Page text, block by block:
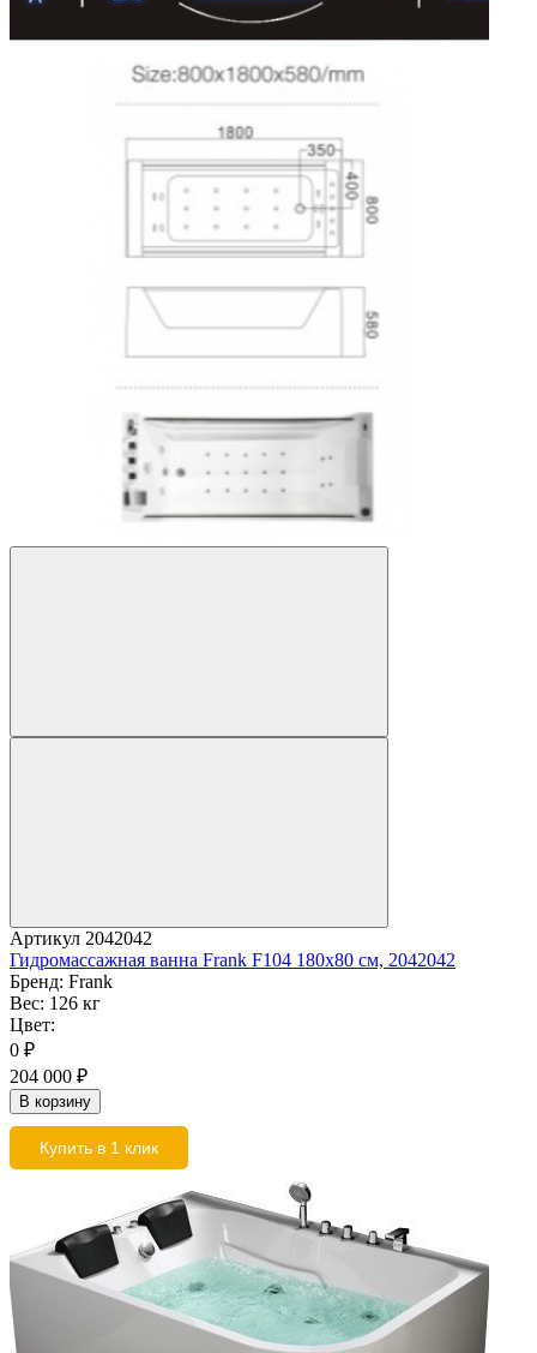
Артикул 2042042
Гидромассажная ванна Frank F104 180x80 см, 2042042
Бренд: Frank
Вес: 126 кг
Цвет:
0 ₽
204 000 ₽
В корзину
Купить в 1 клик